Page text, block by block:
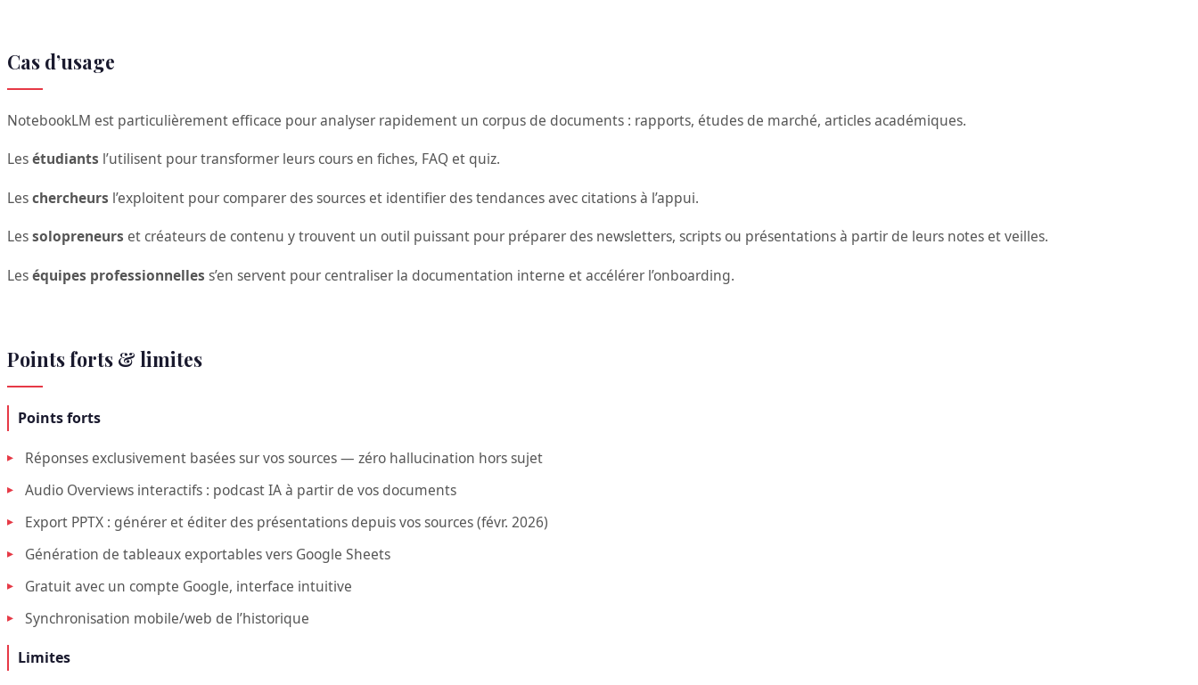
Cas d’usage
NotebookLM est particulièrement efficace pour analyser rapidement un corpus de documents : rapports, études de marché, articles académiques.
Lesétudiants l’utilisent pour transformer leurs cours en fiches, FAQ et quiz.
Leschercheurs l’exploitent pour comparer des sources et identifier des tendances avec citations à l’appui.
Lessolopreneurs et créateurs de contenu y trouvent un outil puissant pour préparer des newsletters, scripts ou présentations à partir de leurs notes et veilles.
Leséquipes professionnelles s’en servent pour centraliser la documentation interne et accélérer l’onboarding.
Points forts & limites
Points forts
Réponses exclusivement basées sur vos sources — zéro hallucination hors sujet
Audio Overviews interactifs : podcast IA à partir de vos documents
Export PPTX : générer et éditer des présentations depuis vos sources (févr. 2026)
Génération de tableaux exportables vers Google Sheets
Gratuit avec un compte Google, interface intuitive
Synchronisation mobile/web de l’historique
Limites